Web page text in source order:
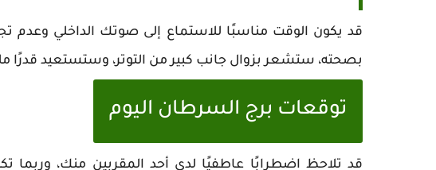
قد يكون الوقت مناسبًا للاستماع إلى صوتك الداخلي وعدم
بصحته، ستشعر بزوال جانب كبير من التوتر، وستستعيد قدرًا
توقعات برج السرطان اليوم
قد تلاحظ اضطرابًا عاطفيًا لدى أحد المقربين منك،